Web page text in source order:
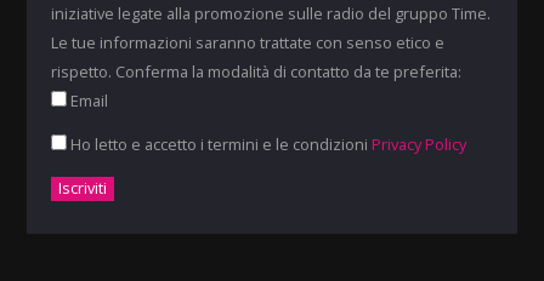
iniziative legate alla promozione sulle radio del gruppo Time.
Le tue informazioni saranno trattate con senso etico e
rispetto. Conferma la modalità di contatto da te preferita:
Email
Ho letto e accetto i termini e le condizioni Privacy Policy